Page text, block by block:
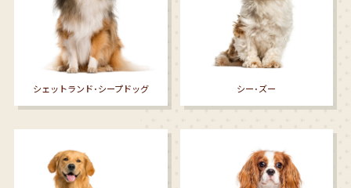
シェットランド･シープドッグ シー･ズー